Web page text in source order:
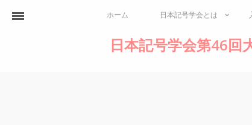
ホーム 日本記号学会とは
日本記号学会第46